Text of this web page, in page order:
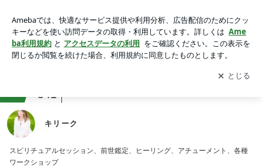
アプリをダウンロードして ブログの更新通知
を受け取りまし
ょう。
開く
541
キリーク
スピリチュアルセッション、前世鑑定、ヒーリング、アチューメント、各種
ワークショップ